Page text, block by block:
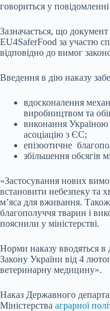
говориться у
Зазначається, що
EU4SaferFood за участю
відповідно до вимог
Введення в дію наказу
вдосконалення
виробництвом та
виконання Україною
асоціацію з ЄС;
епізоотичне
збільшення обсягів
«Застосування нових
встановити небезпеку та
м’яса для вживання. Також
благополуччя тварин і
пояснили у міністерстві.
Норми наказу вводяться в
Закону України від 4
ветеринарну медицину».
Наказ Державного
Міністерства аграрної